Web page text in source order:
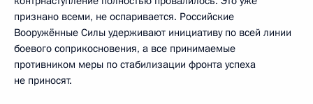
признано всеми, не оспаривается. Российские
Вооружённые Силы удерживают инициативу по всей линии
боевого соприкосновения, а все принимаемые
противником меры по стабилизации фронта успеха
не приносят.